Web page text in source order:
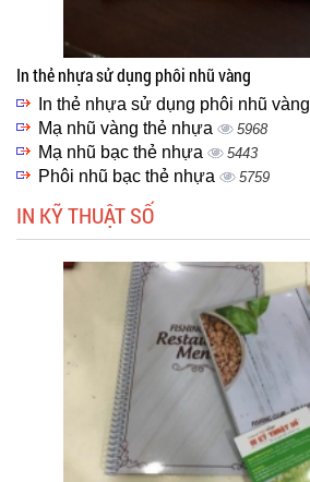
In thẻ nhựa sử dụng phôi nhũ vàng
In thẻ nhựa sử dụng phôi nhũ vàng
Mạ nhũ vàng thẻ nhựa 5968
Mạ nhũ bạc thẻ nhựa 5443
Phôi nhũ bạc thẻ nhựa 5759
IN KỸ THUẬT SỐ